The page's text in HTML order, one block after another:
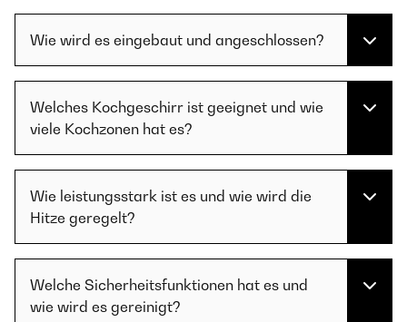
Wie wird es eingebaut und angeschlossen?
Welches Kochgeschirr ist geeignet und wie
viele Kochzonen hat es?
Wie leistungsstark ist es und wie wird die
Hitze geregelt?
Welche Sicherheitsfunktionen hat es und
wie wird es gereinigt?